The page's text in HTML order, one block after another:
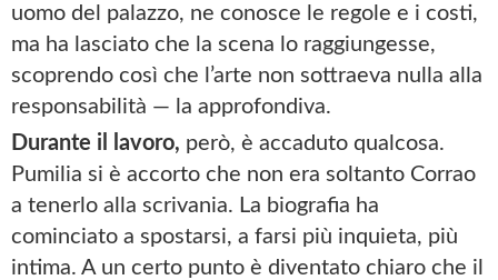
uomo del palazzo, ne conosce le regole e i costi,
ma ha lasciato che la scena lo raggiungesse,
scoprendo così che l’arte non sottraeva nulla alla
responsabilità — la approfondiva.
Durante il lavoro, però, è accaduto qualcosa.
Pumilia si è accorto che non era soltanto Corrao
a tenerlo alla scrivania. La biografia ha
cominciato a spostarsi, a farsi più inquieta, più
intima. A un certo punto è diventato chiaro che il